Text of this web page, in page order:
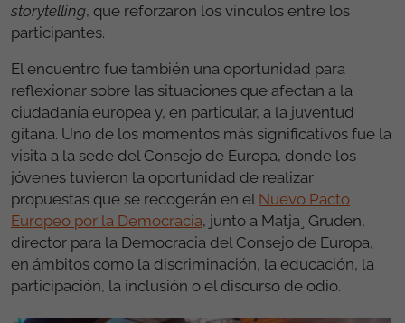
storytelling, que reforzaron los vínculos entre los
participantes.
El encuentro fue también una oportunidad para
reflexionar sobre las situaciones que afectan a la
ciudadanía europea y, en particular, a la juventud
gitana. Uno de los momentos más significativos fue la
visita a la sede del Consejo de Europa, donde los
jóvenes tuvieron la oportunidad de realizar
propuestas que se recogerán en el Nuevo Pacto
Europeo por la Democracia, junto a Matja¸ Gruden,
director para la Democracia del Consejo de Europa,
en ámbitos como la discriminación, la educación, la
participación, la inclusión o el discurso de odio.